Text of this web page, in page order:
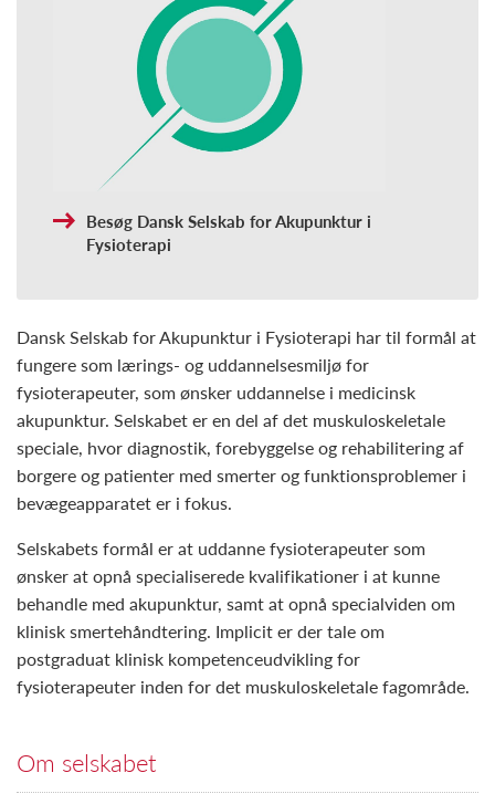
Besøg Dansk Selskab for Akupunktur i
Fysioterapi
Dansk Selskab for Akupunktur i Fysioterapi har til formål at
fungere som lærings- og uddannelsesmiljø for
fysioterapeuter, som ønsker uddannelse i medicinsk
akupunktur. Selskabet er en del af det muskuloskeletale
speciale, hvor diagnostik, forebyggelse og rehabilitering af
borgere og patienter med smerter og funktionsproblemer i
bevægeapparatet er i fokus.
Selskabets formål er at uddanne fysioterapeuter som
ønsker at opnå specialiserede kvalifikationer i at kunne
behandle med akupunktur, samt at opnå specialviden om
klinisk smertehåndtering. Implicit er der tale om
postgraduat klinisk kompetenceudvikling for
fysioterapeuter inden for det muskuloskeletale fagområde.
Om selskabet